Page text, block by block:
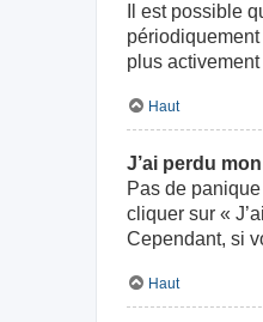
Il est possible
plus
Haut
J’ai perdu
Pas de
cliquer sur «
Cependant, si
Haut